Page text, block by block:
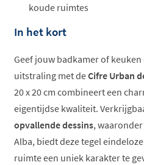
koude ruimtes
In het kort
Geef jouw badkamer of
uitstraling met deCifre Urban
20 x 20 cm combineert een
eigentijdse kwaliteit.
opvallende dessins,
Alba, biedt deze tegel
ruimte een uniek karakter te